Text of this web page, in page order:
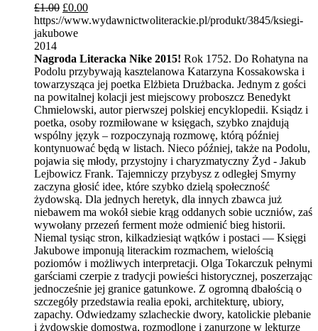
£1.00 £0.00
https://www.wydawnictwoliterackie.pl/produkt/3845/ksiegi-
jakubowe
2014
Nagroda Literacka Nike 2015! Rok 1752. Do Rohatyna na
Podolu przybywają kasztelanowa Katarzyna Kossakowska i
towarzysząca jej poetka Elżbieta Drużbacka. Jednym z gości
na powitalnej kolacji jest miejscowy proboszcz Benedykt
Chmielowski, autor pierwszej polskiej encyklopedii. Ksiądz i
poetka, osoby rozmiłowane w księgach, szybko znajdują
wspólny język – rozpoczynają rozmowę, którą później
kontynuować będą w listach. Nieco później, także na Podolu,
pojawia się młody, przystojny i charyzmatyczny Żyd - Jakub
Lejbowicz Frank. Tajemniczy przybysz z odległej Smyrny
zaczyna głosić idee, które szybko dzielą społeczność
żydowską. Dla jednych heretyk, dla innych zbawca już
niebawem ma wokół siebie krąg oddanych sobie uczniów, zaś
wywołany przezeń ferment może odmienić bieg historii.
Niemal tysiąc stron, kilkadziesiąt wątków i postaci — Księgi
Jakubowe imponują literackim rozmachem, wielością
poziomów i możliwych interpretacji. Olga Tokarczuk pełnymi
garściami czerpie z tradycji powieści historycznej, poszerzając
jednocześnie jej granice gatunkowe. Z ogromną dbałością o
szczegóły przedstawia realia epoki, architekturę, ubiory,
zapachy. Odwiedzamy szlacheckie dwory, katolickie plebanie
i żydowskie domostwa, rozmodlone i zanurzone w lekturze